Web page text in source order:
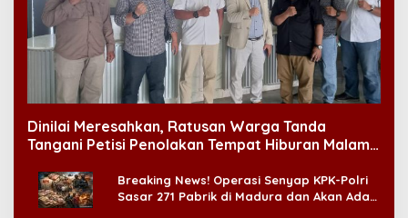
Dinilai Meresahkan, Ratusan Warga Tanda
Tangani Petisi Penolakan Tempat Hiburan Malam
Breaking News! Operasi Senyap KPK-Polri
Sasar 271 Pabrik di Madura dan Akan Ada